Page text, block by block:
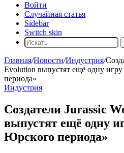
Войти
Случайная статья
Sidebar
Switch skin
Главная/Новости/Индустрия/
Evolution выпустят ещё одну
периода»
Индустрия
Создатели Jurassic
выпустят ещё одну
Юрского периода»